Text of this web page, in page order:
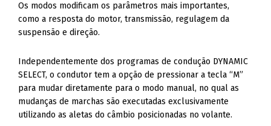
Os modos modificam os parâmetros mais importantes,
como a resposta do motor, transmissão, regulagem da
suspensão e direção.
Independentemente dos programas de condução DYNAMIC
SELECT, o condutor tem a opção de pressionar a tecla “M”
para mudar diretamente para o modo manual, no qual as
mudanças de marchas são executadas exclusivamente
utilizando as aletas do câmbio posicionadas no volante.